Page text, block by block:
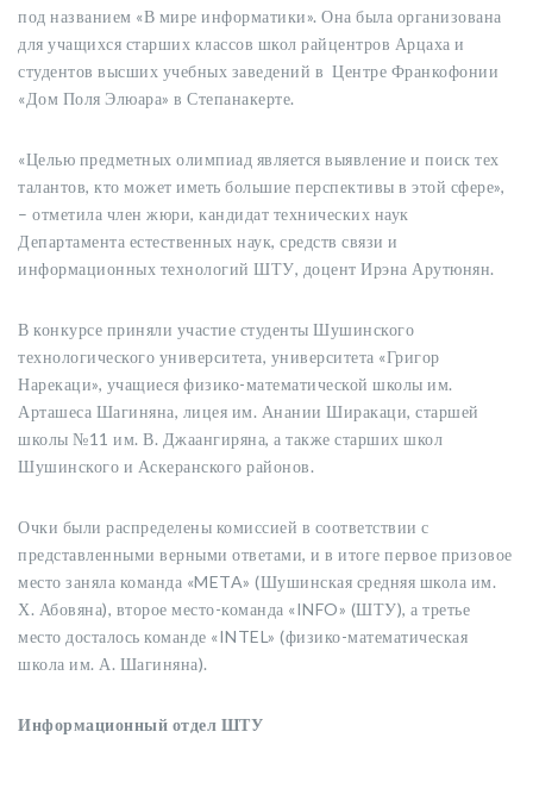
под названием «В мире информатики». Она была организована
для учащихся старших классов школ райцентров Арцаха и
студентов высших учебных заведений в Центре Франкофонии
«Дом Поля Элюара» в Степанакерте.
«Целью предметных олимпиад является выявление и поиск тех
талантов, кто может иметь большие перспективы в этой сфере»,
– отметила член жюри, кандидат технических наук
Департамента естественных наук, средств связи и
информационных технологий ШТУ, доцент Ирэна Арутюнян.
В конкурсе приняли участие студенты Шушинского
технологического университета, университета «Григор
Нарекаци», учащиеся физико-математической школы им.
Арташеса Шагиняна, лицея им. Анании Ширакаци, старшей
школы №11 им. В. Джаангиряна, а также старших школ
Шушинского и Аскеранского районов.
Очки были распределены комиссией в соответствии с
представленными верными ответами, и в итоге первое призовое
место заняла команда «META» (Шушинская средняя школа им.
Х. Абовяна), второе место-команда «INFO» (ШТУ), а третье
место досталось команде «INTEL» (физико-математическая
школа им. А. Шагиняна).
Информационный отдел ШТУ